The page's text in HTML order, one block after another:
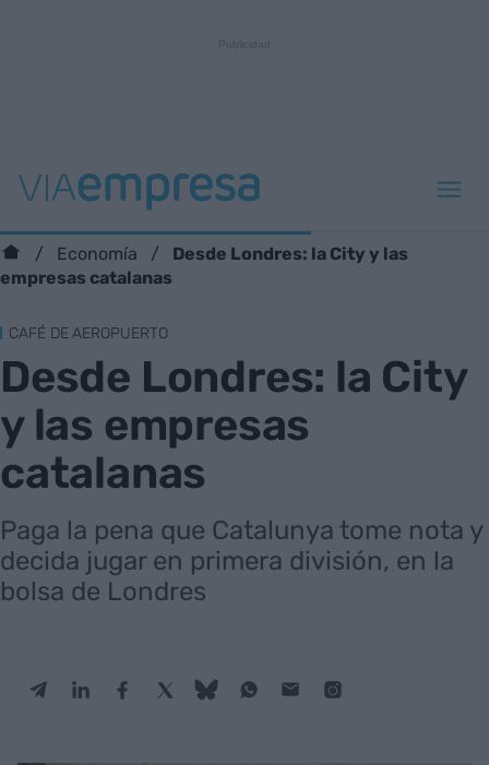
Economía
Desde Londres: la City y las
empresas catalanas
CAFÉ DE AEROPUERTO
Desde Londres: la City
y las empresas
catalanas
Paga la pena que Catalunya tome nota y
decida jugar en primera división, en la
bolsa de Londres